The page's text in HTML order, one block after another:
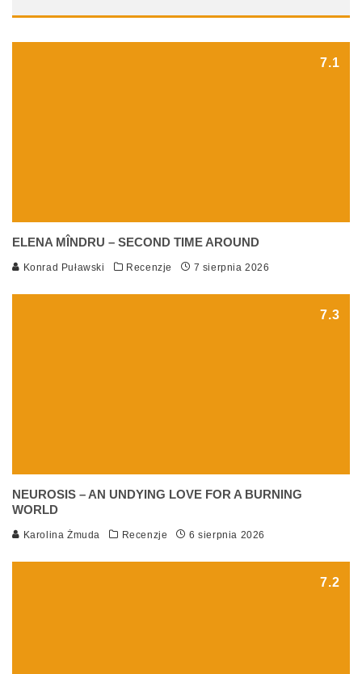
7.1
ELENA MÎNDRU – SECOND TIME AROUND
Konrad Puławski Recenzje 7 sierpnia 2026
7.3
NEUROSIS – AN UNDYING LOVE FOR A BURNING
WORLD
Karolina Żmuda Recenzje 6 sierpnia 2026
7.2